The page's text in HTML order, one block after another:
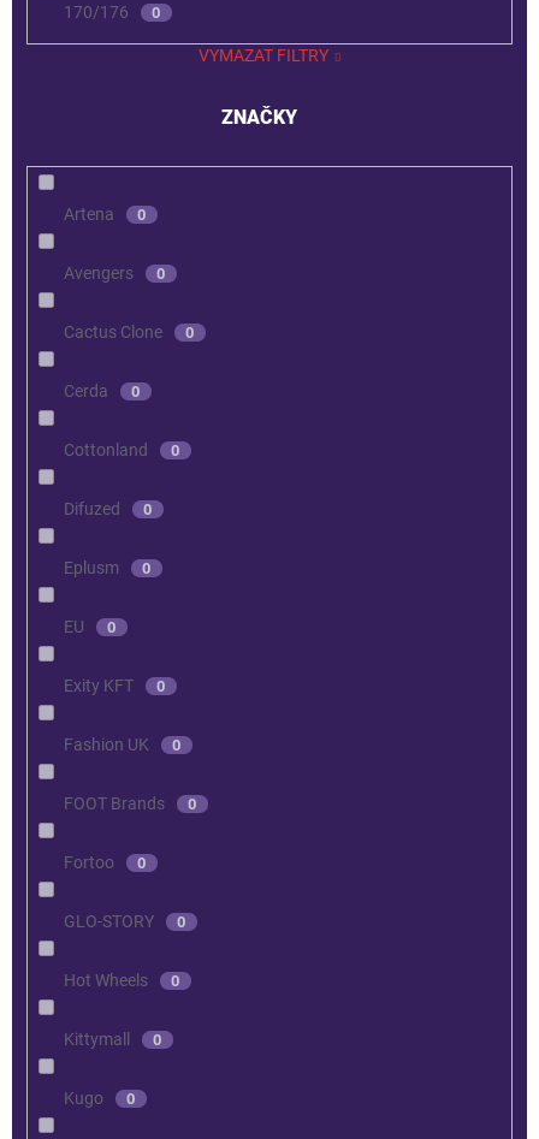
ZNAČKY
Artena 0
Avengers 0
Cactus Clone 0
Cerda 0
Cottonland 0
Difuzed 0
Eplusm 0
EU 0
Exity KFT 0
Fashion UK 0
FOOT Brands 0
Fortoo 0
GLO-STORY 0
Hot Wheels 0
Kittymall 0
Kugo 0
170/176 0
VYMAZAT FILTRY